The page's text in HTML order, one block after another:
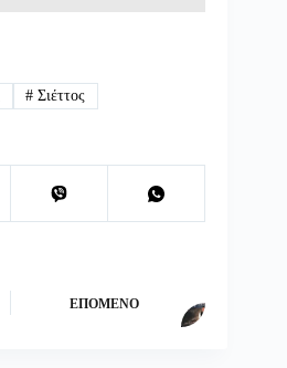
# Σιέττος
ΕΠΌΜΕΝΟ